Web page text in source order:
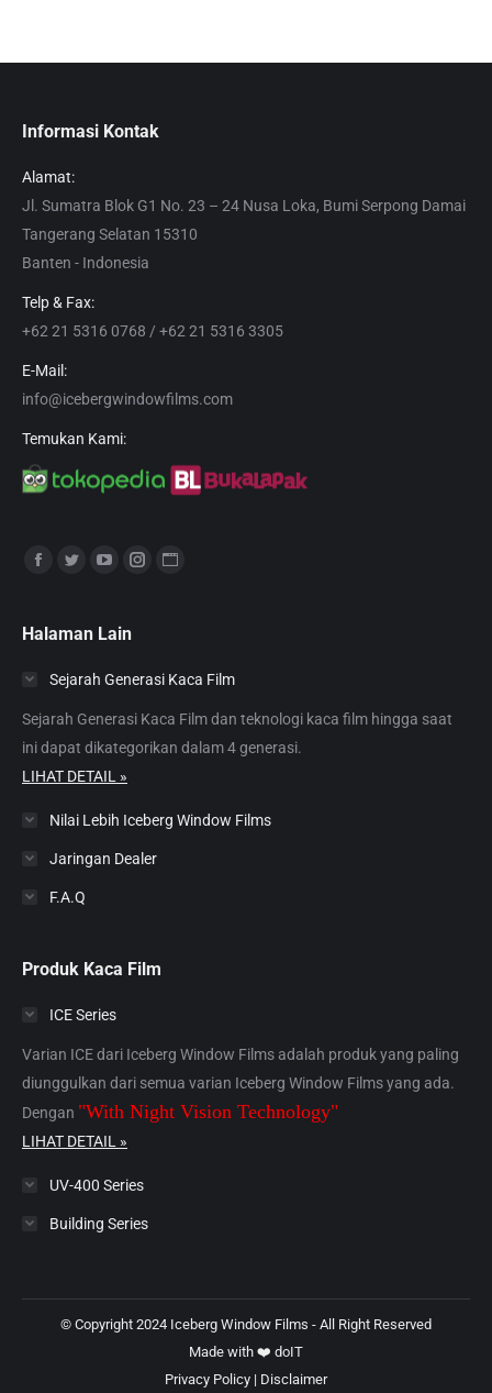
Informasi Kontak
Alamat:
Jl. Sumatra Blok G1 No. 23 – 24 Nusa Loka, Bumi Serpong Damai
Tangerang Selatan 15310
Banten - Indonesia
Telp & Fax:
+62 21 5316 0768 / +62 21 5316 3305
E-Mail:
info@icebergwindowfilms.com
Temukan Kami:
Find us on:
opens
new
window
opens
new
window
YouTube
opens
new
window
Instagram
new
window
new
window
Halaman Lain
Sejarah Generasi Kaca Film
Sejarah Generasi Kaca Film dan teknologi kaca film hingga saat
ini dapat dikategorikan dalam 4 generasi.
LIHAT DETAIL »
Nilai Lebih Iceberg Window Films
Jaringan Dealer
F.A.Q
Produk Kaca Film
ICE Series
Varian ICE dari Iceberg Window Films adalah produk yang paling
diunggulkan dari semua varian Iceberg Window Films yang ada.
Dengan "With Night Vision Technology"
LIHAT DETAIL »
UV-400 Series
Building Series
© Copyright 2024 Iceberg Window Films - All Right Reserved
Made with ❤️ doIT
Privacy Policy | Disclaimer